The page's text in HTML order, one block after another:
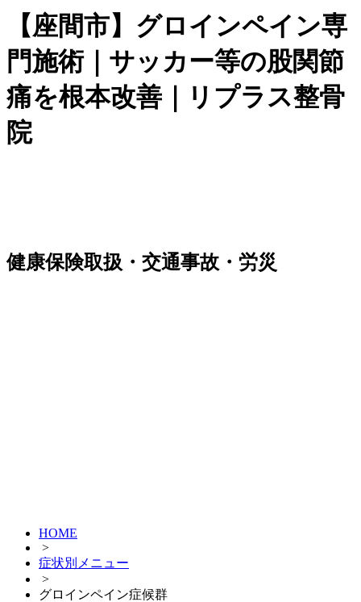
【座間市】グロインペイン専
門施術｜サッカー等の股関節
痛を根本改善｜リプラス整骨
院
健康保険取扱・交通事故・労災
HOME
>
症状別メニュー
>
グロインペイン症候群